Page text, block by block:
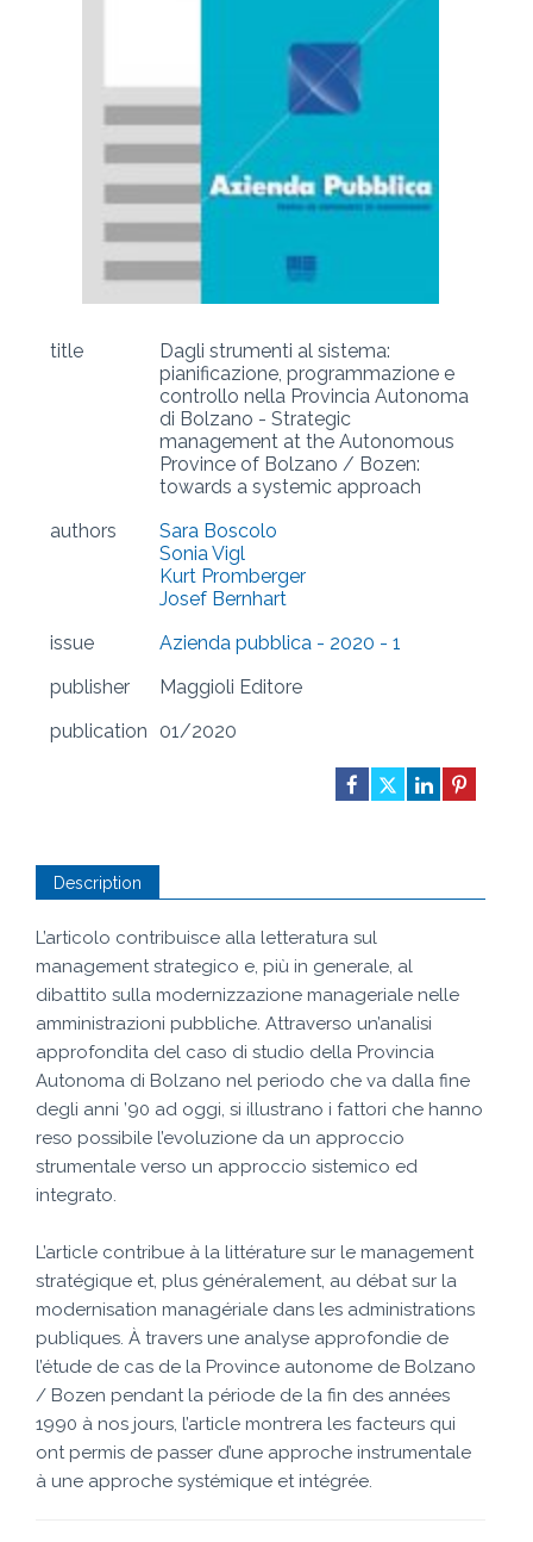
title
Dagli strumenti al sistema:
pianificazione, programmazione e
controllo nella Provincia Autonoma
di Bolzano - Strategic
management at the Autonomous
Province of Bolzano / Bozen:
towards a systemic approach
authors
Sara Boscolo
Sonia Vigl
Kurt Promberger
Josef Bernhart
issue
Azienda pubblica - 2020 - 1
publisher
Maggioli Editore
publication
01/2020
Description
L’articolo contribuisce alla letteratura sul
management strategico e, più in generale, al
dibattito sulla modernizzazione manageriale nelle
amministrazioni pubbliche. Attraverso un’analisi
approfondita del caso di studio della Provincia
Autonoma di Bolzano nel periodo che va dalla fine
degli anni ’90 ad oggi, si illustrano i fattori che hanno
reso possibile l’evoluzione da un approccio
strumentale verso un approccio sistemico ed
integrato.
L’article contribue à la littérature sur le management
stratégique et, plus généralement, au débat sur la
modernisation managériale dans les administrations
publiques. À travers une analyse approfondie de
l’étude de cas de la Province autonome de Bolzano
/ Bozen pendant la période de la fin des années
1990 à nos jours, l’article montrera les facteurs qui
ont permis de passer d’une approche instrumentale
à une approche systémique et intégrée.